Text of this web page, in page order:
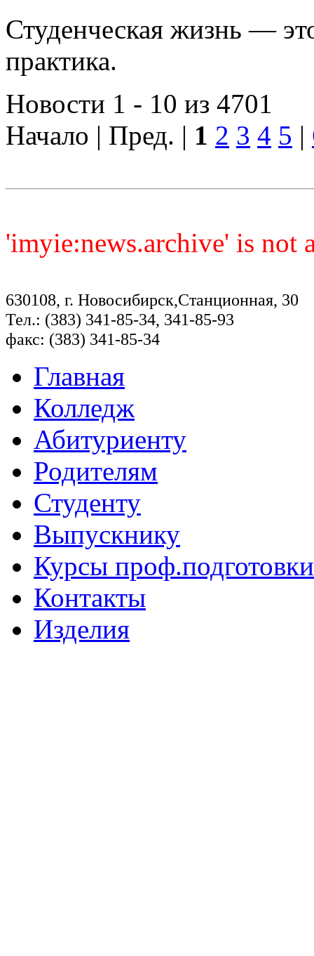
Студенческая жизнь —
практика.
Новости 1 - 10 из 4701
Начало | Пред. | 1 2 3 4 5 |
'imyie:news.archive' is not
630108, г. Новосибирск,Станционная, 30
Тел.: (383) 341-85-34, 341-85-93
факс: (383) 341-85-34
Главная
Колледж
Абитуриенту
Родителям
Студенту
Выпускнику
Курсы проф.подготовки
Контакты
Изделия